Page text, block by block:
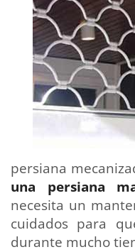
persiana
una persiana
necesita un
cuidados para
durante mucho